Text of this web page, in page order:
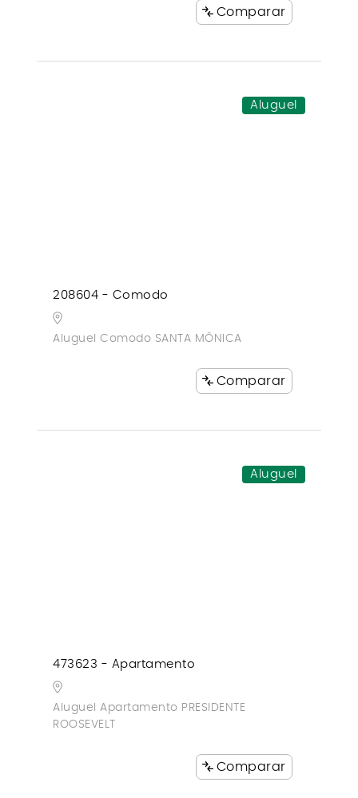
Comparar
Aluguel
208604 - Comodo
Aluguel Comodo SANTA MÔNICA
Comparar
Aluguel
473623 - Apartamento
Aluguel Apartamento PRESIDENTE
ROOSEVELT
Comparar